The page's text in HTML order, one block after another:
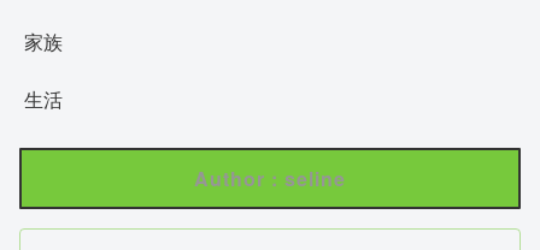
家族
生活
Author : seline